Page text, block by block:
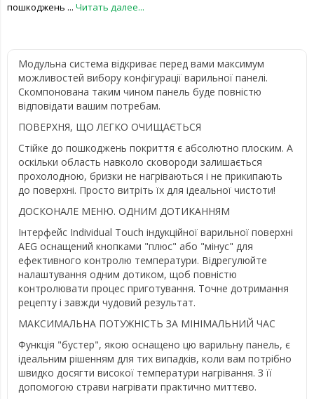
пошкоджень ... Читать далее...
Модульна система відкриває перед вами максимум
можливостей вибору конфігурації варильної панелі.
Скомпонована таким чином панель буде повністю
відповідати вашим потребам.
ПОВЕРХНЯ, ЩО ЛЕГКО ОЧИЩАЄТЬСЯ
Стійке до пошкоджень покриття є абсолютно плоским. А
оскільки область навколо сковороди залишається
прохолодною, бризки не нагріваються і не прикипають
до поверхні. Просто витріть їх для ідеальної чистоти!
ДОСКОНАЛЕ МЕНЮ. ОДНИМ ДОТИКАННЯМ
Інтерфейс Individual Touch індукційної варильної поверхні
AEG оснащений кнопками "плюс" або "мінус" для
ефективного контролю температури. Відрегулюйте
налаштування одним дотиком, щоб повністю
контролювати процес приготування. Точне дотримання
рецепту і завжди чудовий результат.
МАКСИМАЛЬНА ПОТУЖНІСТЬ ЗА МІНІМАЛЬНИЙ ЧАС
Функція "бустер", якою оснащено цю варильну панель, є
ідеальним рішенням для тих випадків, коли вам потрібно
швидко досягти високої температури нагрівання. З її
допомогою страви нагрівати практично миттєво.